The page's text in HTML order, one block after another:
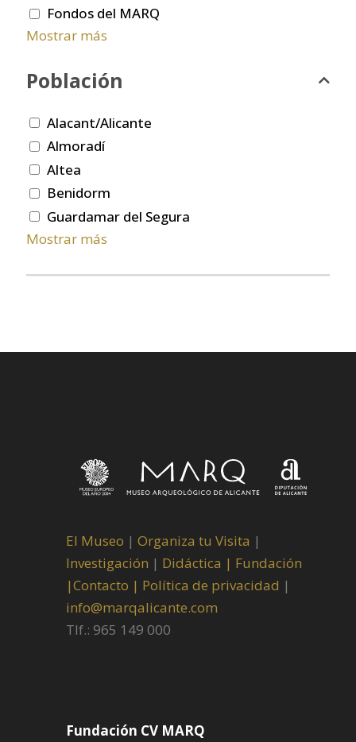
Fondos del MARQ
Mostrar más
Población
Alacant/Alicante
Almoradí
Altea
Benidorm
Guardamar del Segura
Mostrar más
El Museo | Organiza tu Visita |
Investigación | Didáctica | Fundación
|Contacto | Política de privacidad |
info@marqalicante.com
Tlf.: 965 149 000
Fundación CV MARQ